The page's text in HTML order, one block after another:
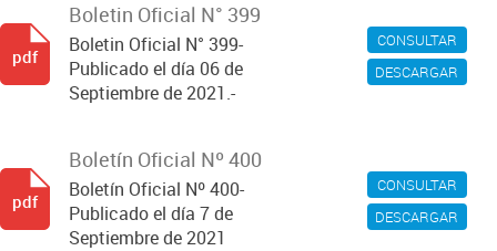
CONSULTAR
DESCARGAR
Boletin Oficial N° 399
Boletin Oficial N° 399-
Publicado el día 06 de
Septiembre de 2021.-
pdf
CONSULTAR
DESCARGAR
Boletín Oficial Nº 400
Boletín Oficial Nº 400-
Publicado el día 7 de
Septiembre de 2021
pdf